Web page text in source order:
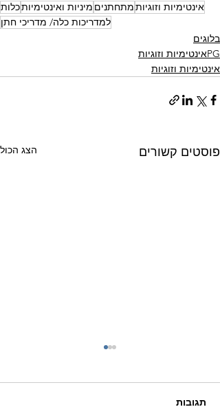
אינטימיות וזוגיותמתחתנים מיניות ואינטימיותכלות
למדריכות כלה/ מדריכי חתן
בלוגים
PGאינטימיות וזוגיות
אינטימיות וזוגיות
פוסטים קשורים הצג הכול
תגובות